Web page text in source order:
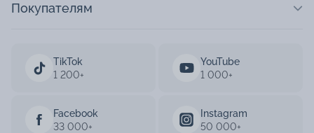
TikTok
1 200+
YouTube
1 000+
Facebook
33 000+
Instagram
50 000+
Покупателям